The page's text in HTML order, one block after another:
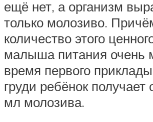
ещё нет, а организм
только молозиво.
количество этого
малыша питания очень
время первого
груди ребёнок получает
мл молозива.